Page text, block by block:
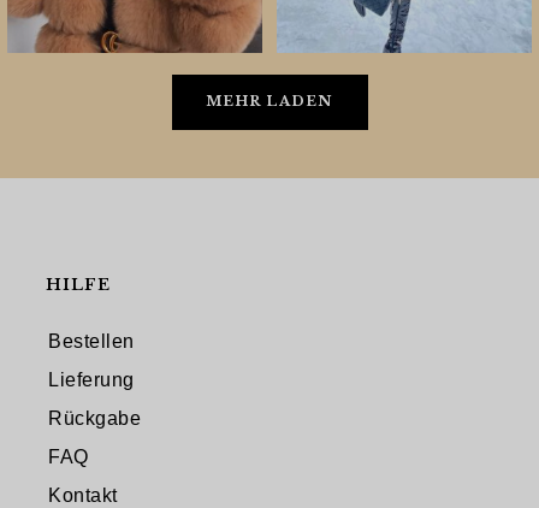
MEHR LADEN
HILFE
Bestellen
Lieferung
Rückgabe
FAQ
Kontakt